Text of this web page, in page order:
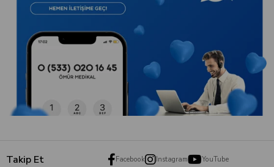
Takip Et Facebook Instagram YouTube